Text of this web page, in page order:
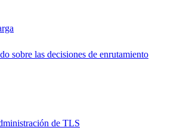
sobre las decisiones de enrutamiento
de TLS